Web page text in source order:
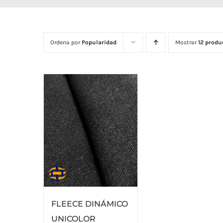
Ordena por Popularidad Mostrar12
FLEECE DINÁMICO
UNICOLOR